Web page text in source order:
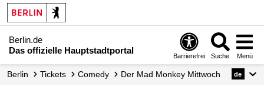
Berlin.de
Das offizielle Hauptstadtportal
Barrierefrei Suche Menü
Berlin Tickets Comedy Der Mad Monkey Mittwoch de